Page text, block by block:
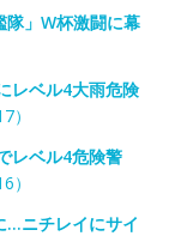
」W杯激闘に幕
レベル4大雨危険
）
レベル4危険警
）
ニチレイにサイ